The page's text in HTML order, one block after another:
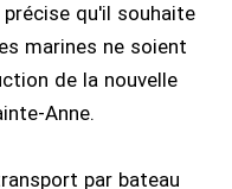
qu'il souhaite
marines ne soient
de la nouvelle
Anne.
par bateau